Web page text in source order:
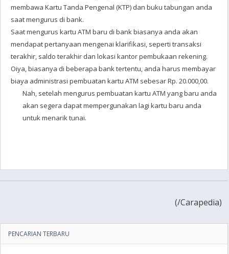
membawa Kartu Tanda Pengenal (KTP) dan buku tabungan anda
saat mengurus di bank.
Saat mengurus kartu ATM baru di bank biasanya anda akan
mendapat pertanyaan mengenai klarifikasi, seperti transaksi
terakhir, saldo terakhir dan lokasi kantor pembukaan rekening.
Oiya, biasanya di beberapa bank tertentu, anda harus membayar
biaya administrasi pembuatan kartu ATM sebesar Rp. 20.000,00.
Nah, setelah mengurus pembuatan kartu ATM yang baru anda
akan segera dapat mempergunakan lagi kartu baru anda
untuk menarik tunai.
(/Carapedia)
PENCARIAN TERBARU